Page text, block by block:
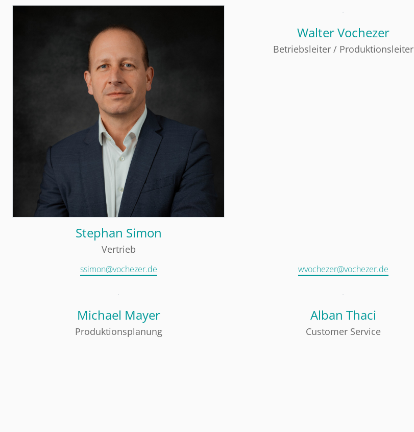
Stephan Simon
Vertrieb
ssimon@vochezer.de
Walter Vochezer
Betriebsleiter / Produktionsleiter
wvochezer@vochezer.de
Michael Mayer
Produktionsplanung
Alban Thaci
Customer Service